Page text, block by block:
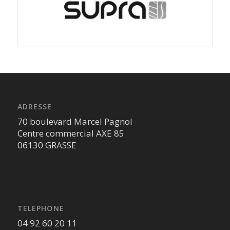
ADRESSE
70 boulevard Marcel Pagnol
Centre commercial AXE 85
06130 GRASSE
TELEPHONE
04 92 60 20 11